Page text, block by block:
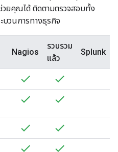
วยคุณได้ ติดตามตรวจสอบทั้ง
วนการทางธุรกิจ
Nagios
รวบรวม
แล้ว
Splunk